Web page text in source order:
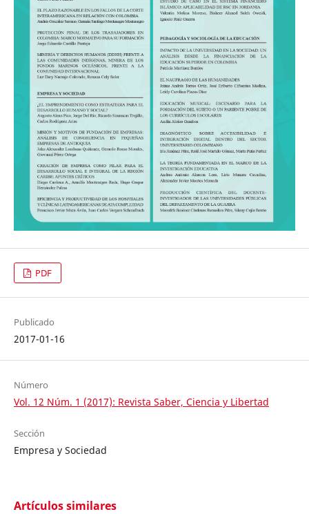
PDF
Publicado
2017-01-16
Número
Vol. 12 Núm. 1 (2017): Revista Saber, Ciencia y Libertad
Sección
Empresa y Sociedad
Artículos similares